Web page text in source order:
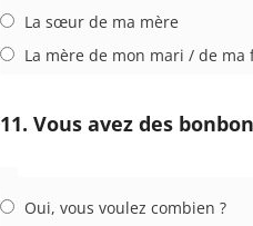
La sœur de ma mère
La mère de mon mari / de ma
11. Vous avez des
Oui, vous voulez combien ?